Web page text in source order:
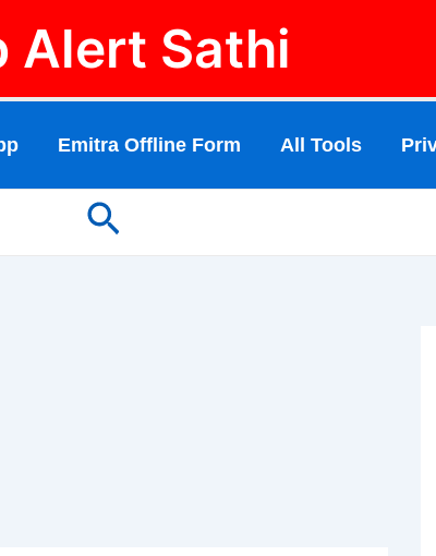
Alert Sathi
Emitra Offline Form All Tools
Search